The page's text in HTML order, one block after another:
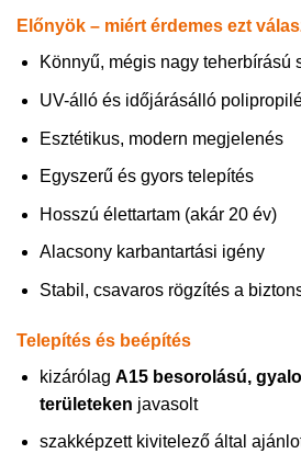
Előnyök – miért érdemes ezt
Könnyű, mégis nagy teherbírású
UV-álló és időjárásálló
Esztétikus, modern megjelenés
Egyszerű és gyors telepítés
Hosszú élettartam (akár 20 év)
Alacsony karbantartási igény
Stabil, csavaros rögzítés a
Telepítés és beépítés
kizárólag A15 besorolású,
területeken javasolt
szakképzett kivitelező által